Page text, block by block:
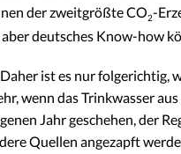
der zweitgrößte CO2-
deutsches Know-how
ist es nur folgerichtig,
wenn das Trinkwasser
Jahr geschehen, der
Quellen angezapft